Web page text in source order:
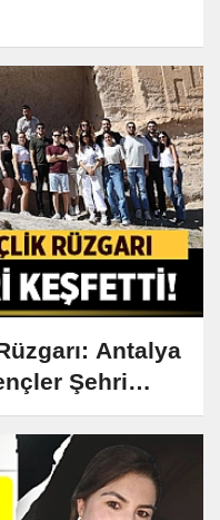
Antalya
Şehri